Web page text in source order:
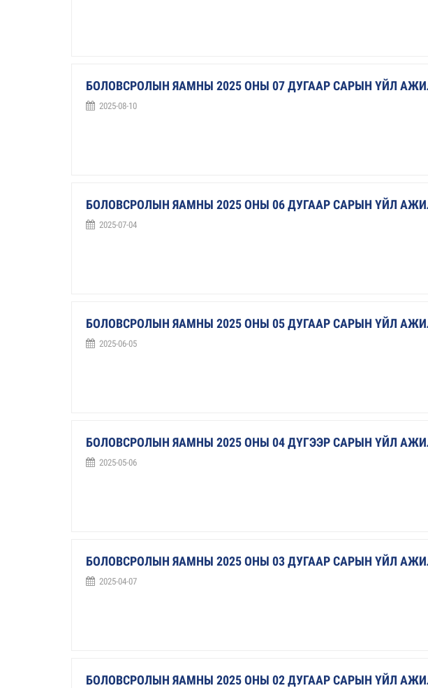
БОЛОВСРОЛЫН ЯАМНЫ 2025 ОНЫ 07 ДУГААР САРЫН ҮЙЛ
2025-08-10
БОЛОВСРОЛЫН ЯАМНЫ 2025 ОНЫ 06 ДУГААР САРЫН ҮЙЛ
2025-07-04
БОЛОВСРОЛЫН ЯАМНЫ 2025 ОНЫ 05 ДУГААР САРЫН ҮЙЛ
2025-06-05
БОЛОВСРОЛЫН ЯАМНЫ 2025 ОНЫ 04 ДҮГЭЭР САРЫН ҮЙЛ
2025-05-06
БОЛОВСРОЛЫН ЯАМНЫ 2025 ОНЫ 03 ДУГААР САРЫН ҮЙЛ
2025-04-07
БОЛОВСРОЛЫН ЯАМНЫ 2025 ОНЫ 02 ДУГААР САРЫН ҮЙЛ